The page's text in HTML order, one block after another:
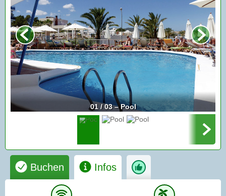
01 / 03 – Pool
Buchen Infos